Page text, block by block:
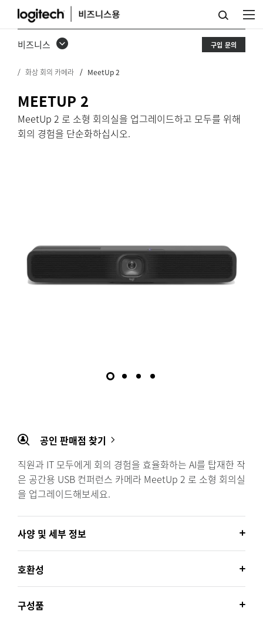
MEETUP
매
기
비즈니스 구입 문의
화상 회의 카메라 MeetUp 2
MEETUP 2
MeetUp 2 로 소형 회의실을 업그레이드하고 모두를 위해
회의 경험을 단순화하십시오.
공인 판매점 찾기
직원과 IT 모두에게 회의 경험을 효율화하는 AI를 탑재한 작
은 공간용 USB 컨퍼런스 카메라 MeetUp 2 로 소형 회의실
을 업그레이드해보세요.
사양 및 세부 정보
호환성
구성품